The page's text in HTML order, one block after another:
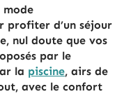
mode
profiter d’un séjour
nul doute que vos
par le
la piscine, airs de
avec le confort